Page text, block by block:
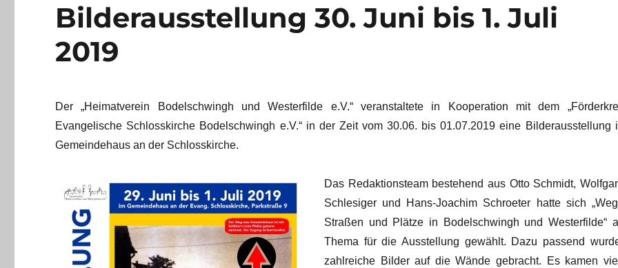
Bilderausstellung 30. Juni bis 1. Juli
2019
Der „Heimatverein Bodelschwingh und Westerfilde e.V.“ veranstaltete in Kooperation mit dem
Evangelische Schlosskirche Bodelschwingh e.V.“ in der Zeit vom 30.06. bis 01.07.2019 eine Bilderausstellung
Gemeindehaus an der Schlosskirche.
Das Redaktionsteam bestehend aus Otto Schmidt,
Schlesiger und Hans-Joachim Schroeter hatte sich
Straßen und Plätze in Bodelschwingh und Westerfilde“
Thema für die Ausstellung gewählt. Dazu passend
zahlreiche Bilder auf die Wände gebracht. Es kamen